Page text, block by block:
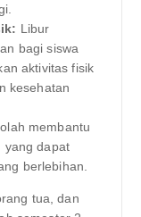
Libur
bagi siswa
aktivitas fisik
kesehatan
membantu
yang dapat
berlebihan.
tua, dan